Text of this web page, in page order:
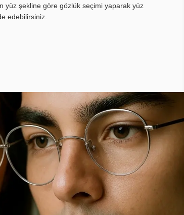
yüz şekline göre gözlük seçimi yaparak yüz
edebilirsiniz.